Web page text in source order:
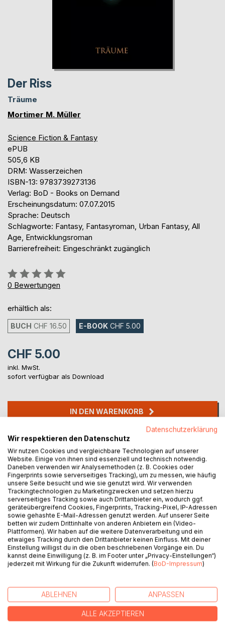
Der Riss
Träume
Mortimer M. Müller
Science Fiction & Fantasy
ePUB
505,6 KB
DRM: Wasserzeichen
ISBN-13: 9783739273136
Verlag: BoD - Books on Demand
Erscheinungsdatum: 07.07.2015
Sprache: Deutsch
Schlagworte: Fantasy, Fantasyroman, Urban Fantasy, All
Age, Entwicklungsroman
Barrierefreiheit: Eingeschränkt zugänglich
Bewertung::
0%
0 Bewertungen
erhältlich als:
BUCH CHF 16.50 E-BOOK CHF 5.00
CHF 5.00
inkl. MwSt.
sofort verfügbar als Download
IN DEN WARENKORB
Auf die Merkliste
Titel bewerten
BESCHREIBUNG
Markus hat kein leichtes Leben. Seine Exfreundin
tyrannisiert ihn, sein bester Freund will ihn mit einer
Gelegenheit aus, ihn zu demütigen. Dennoch könnte
Markus ein gewöhnlicher 17-Jähriger sein, wenn da nicht
sein wiederkehrender Traum wäre. Darin schlüpft er in die
Rolle eines Kriegers und durchlebt mit ihm eine episch-
Datenschutzerklärung
Wir respektieren den Datenschutz
Wir nutzen Cookies und vergleichbare Technologien auf unserer
Website. Einige von ihnen sind essenziell und technisch notwendig.
Daneben verwenden wir Analysemethoden (z. B. Cookies oder
Fingerprints sowie serverseitiges Tracking), um zu messen, wie häufig
unsere Seite besucht und wie sie genutzt wird. Wir verwenden
Trackingtechnologien zu Marketingzwecken und setzen hierzu
serverseitiges Tracking sowie auch Drittanbieter ein, wodurch ggf.
geräteübergreifend Cookies, Fingerprints, Tracking-Pixel, IP-Adressen
sowie gehashte E-Mail-Adressen genutzt werden. Auf unserer Seite
betten wir zudem Drittinhalte von anderen Anbietern ein (Video-
Plattformen). Wir haben auf die weitere Datenverarbeitung und ein
etwaiges Tracking durch den Drittanbieter keinen Einfluss. Mit deiner
Einstellung willigst du in die oben beschriebenen Vorgänge ein. Du
kannst deine Einwilligung (z. B. im Footer unter „Privacy-Einstellungen“)
jederzeit mit Wirkung für die Zukunft widerrufen. (BoD-Impressum)
ABLEHNEN ANPASSEN
ALLE AKZEPTIEREN